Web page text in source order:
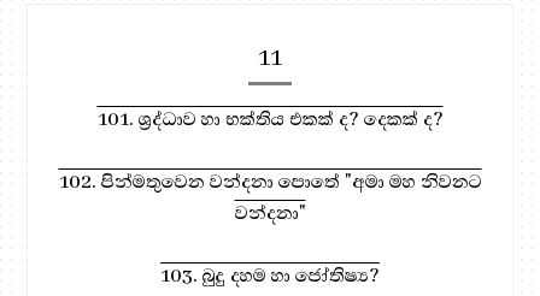
11
101. ශ්‍රද්ධාව හා භක්තිය එකක් ද? දෙකක් ද?
102. පින්මතුවෙන වන්දනා පොතේ "අමා මහ නිවනට
වන්දනා"
103. බුදු දහම හා ජෝතිෂ්‍ය?